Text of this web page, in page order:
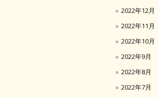
2022年12月
2022年11月
2022年10月
2022年9月
2022年8月
2022年7月